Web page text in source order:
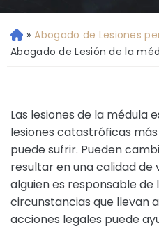
Ini
ci
» Abogado de Lesiones
Abogado de Lesión de la
Las lesiones de la médula
lesiones catastróficas
puede sufrir. Pueden
resultar en una calidad de
alguien es responsable de
circunstancias que llevan
acciones legales puede